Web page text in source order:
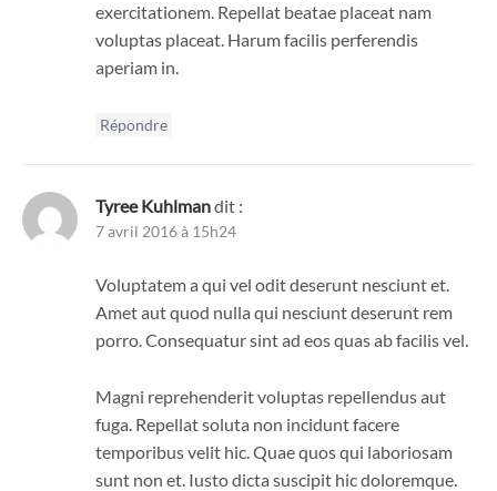
exercitationem. Repellat beatae placeat nam
voluptas placeat. Harum facilis perferendis
aperiam in.
Répondre
Tyree Kuhlmandit :
7 avril 2016 à 15h24
Voluptatem a qui vel odit deserunt nesciunt et.
Amet aut quod nulla qui nesciunt deserunt rem
porro. Consequatur sint ad eos quas ab facilis vel.
Magni reprehenderit voluptas repellendus aut
fuga. Repellat soluta non incidunt facere
temporibus velit hic. Quae quos qui laboriosam
sunt non et. Iusto dicta suscipit hic doloremque.